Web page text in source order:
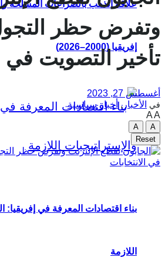
علاقة الذهب بالصراعات المسلحة
إفريقيا (2000–2026)
بناء اقتصادات المعرفة في إفريقيا:
اللازمة
وتفرض حظر
تأخير التصويت في
أغسطس 27, 2023
في الأخبار ,أخبار سياسية
AA
A
A
Reset